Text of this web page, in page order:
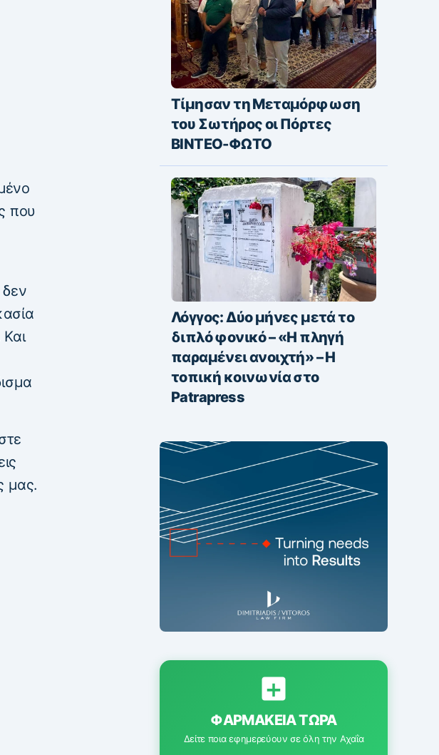
που
μας.
Τίμησαν τη Μεταμόρφωση
του Σωτήρος οι Πόρτες
ΒΙΝΤΕΟ-ΦΩΤΟ
Λόγγος: Δύο μήνες μετά το
διπλό φονικό – «H πληγή
παραμένει ανοιχτή» – Η
τοπική κοινωνία στο
Patrapress
ΦΑΡΜΑΚΕΊΑ ΤΏΡΑ
Δείτε ποια εφημερεύουν σε όλη την Αχαΐα